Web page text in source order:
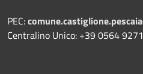
PEC:
Centralino Unico: +39 0564